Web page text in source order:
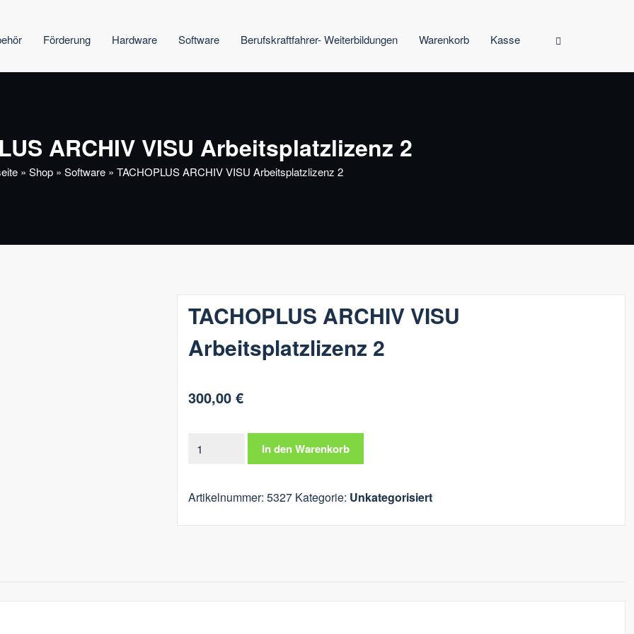
Förderung Hardware Software Berufskraftfahrer- Weiterbildungen Warenkorb Kasse
ARCHIV VISU Arbeitsplatzlizenz 2
» Shop » Software » TACHOPLUS ARCHIV VISU Arbeitsplatzlizenz 2
TACHOPLUS ARCHIV VISU
Arbeitsplatzlizenz 2
300,00 €
TACHOPLUS
Arbeitsplatzlizenz
In den Warenkorb
Artikelnummer: 5327 Kategorie: Unkategorisiert